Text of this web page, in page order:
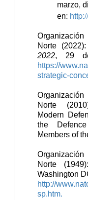
marzo,
en:
Norte (2022):
2022, 29
https://
strategic-
Norte
Modern
the
Members of
Norte
Washington
http://
sp.htm.